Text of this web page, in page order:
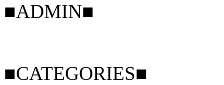
■ADMIN■
■CATEGORIES■